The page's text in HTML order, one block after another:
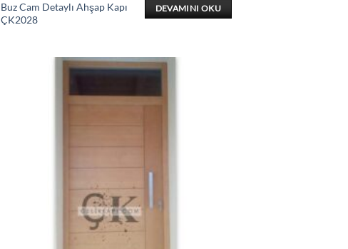
Buz Cam Detaylı Ahşap Kapı
ÇK2028
DEVAMINI OKU